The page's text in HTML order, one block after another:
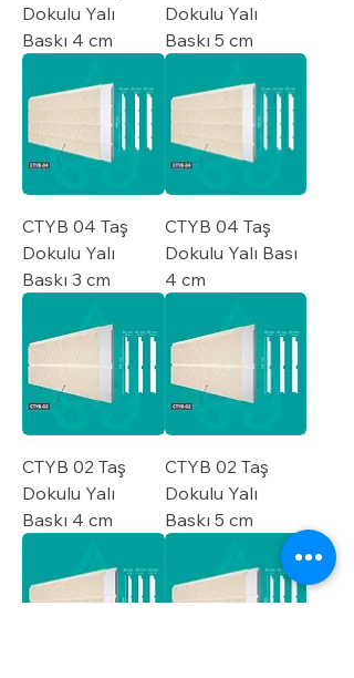
Dokulu Yalı
Baskı 4 cm
Dokulu Yalı
Baskı 5 cm
CTYB 04 Taş
Dokulu Yalı
Baskı 3 cm
CTYB 04 Taş
Dokulu Yalı Bası
4 cm
CTYB 02 Taş
Dokulu Yalı
Baskı 4 cm
CTYB 02 Taş
Dokulu Yalı
Baskı 5 cm